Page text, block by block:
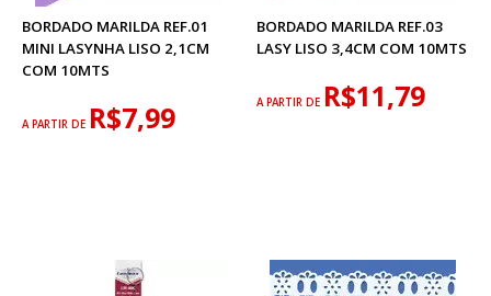
BORDADO MARILDA REF.01
MINI LASYNHA LISO 2,1CM
COM 10MTS
A PARTIR DE R$7,99
BORDADO MARILDA REF.03
LASY LISO 3,4CM COM 10MTS
A PARTIR DE R$11,79